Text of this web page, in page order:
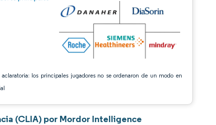
los principales jugadores no se ordenaron de un modo en
(CLIA) por Mordor Intelligence